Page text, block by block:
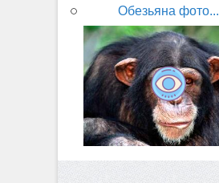
Обезьяна фото...